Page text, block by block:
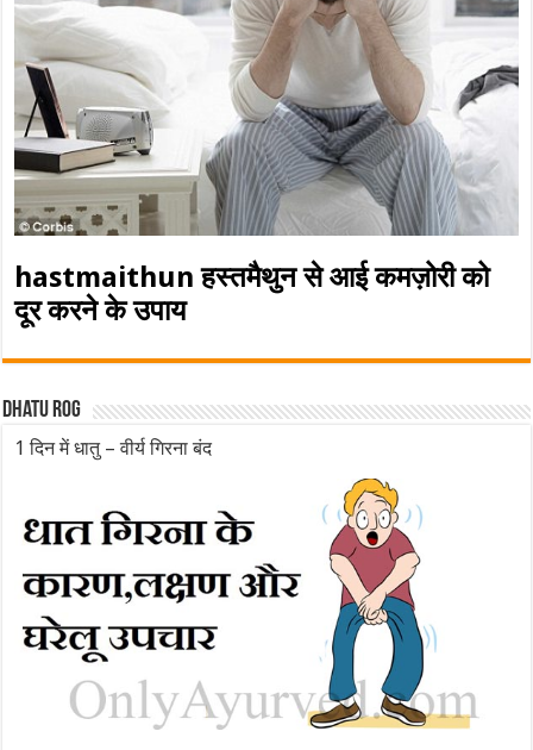
hastmaithun हस्तमैथुन से आई कमज़ोरी को
दूर करने के उपाय
Dhatu rog
1 दिन में धातु – वीर्य गिरना बंद